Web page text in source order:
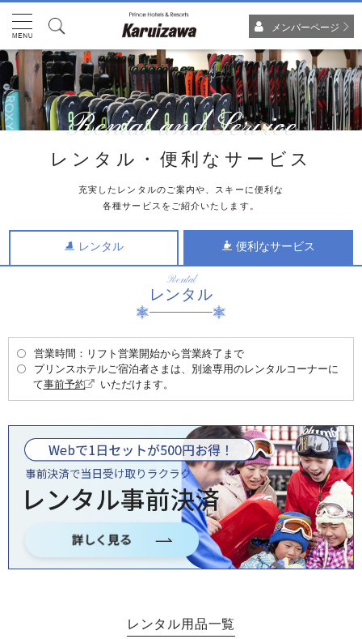
メンバーページ
Rental and Service
レンタル・便利なサービス
充実したレンタルのご案内や、スキーに便利な
各種サービスをご紹介いたします。
レンタル 便利なサービス
Rental
レンタル
営業時間：リフト営業開始から営業終了まで
プリンスホテルご宿泊者さまは、別途専用のレンタルコーナーに
て事前予約 いただけます。
レンタル用品一覧